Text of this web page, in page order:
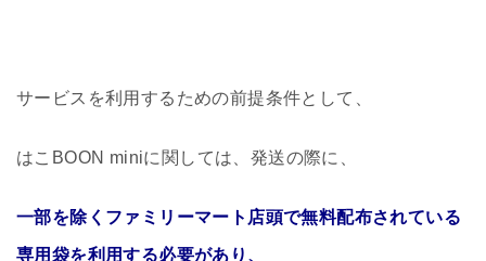
サービスを利用するための前提条件として、
はこBOON miniに関しては、発送の際に、
一部を除くファミリーマート店頭で無料配布されている
専用袋を利用する必要があり、